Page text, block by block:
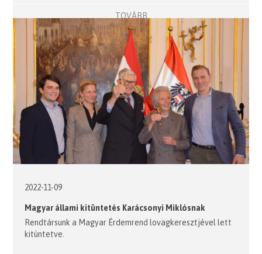
TOVÁBB
2022-11-09
Magyar állami kitüntetés Karácsonyi Miklósnak
Rendtársunk a Magyar Érdemrend lovagkeresztjével lett
kitüntetve.